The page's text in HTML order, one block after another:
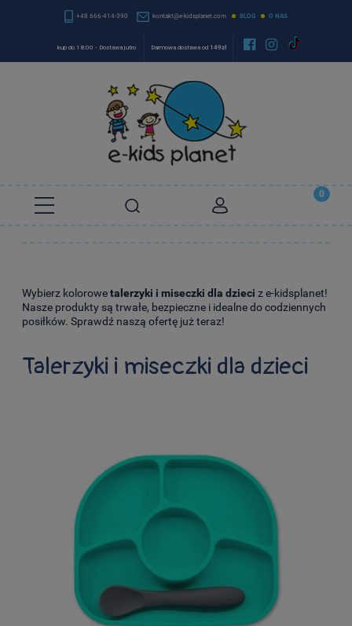
+48 666-414-390 kontakt@e-kidsplanet.com BLOG O NAS
kup do 18:00 - Dostawa jutro Darmowa dostawa od 149zł  
Wybierz kolorowetalerzyki i miseczki dla dzieci z e-kidsplanet!
Nasze produkty są trwałe, bezpieczne i idealne do codziennych
posiłków. Sprawdź naszą ofertę już teraz!
Talerzyki i miseczki dla dzieci